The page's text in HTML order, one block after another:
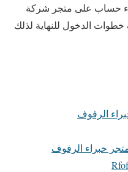
حساب على متجر شركة
خطوات الدخول للنهاية لذلك
الرفوف
خبراء الرفوف